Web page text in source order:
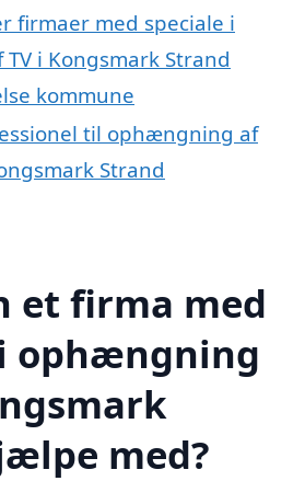
firmaer med speciale i
i Kongsmark Strand
kommune
til ophængning af
Strand
et firma med
ophængning
med?